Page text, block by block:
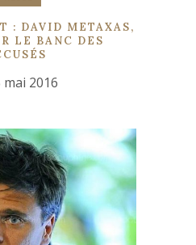
: DAVID METAXAS,
LE BANC DES
mai 2016